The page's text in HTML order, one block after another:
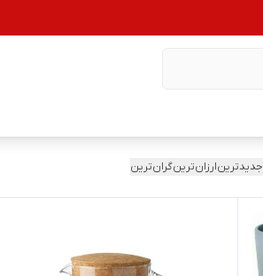
جدیدترینارزان‌ترینگران‌ترین